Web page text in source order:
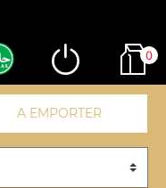
0
A EMPORTER